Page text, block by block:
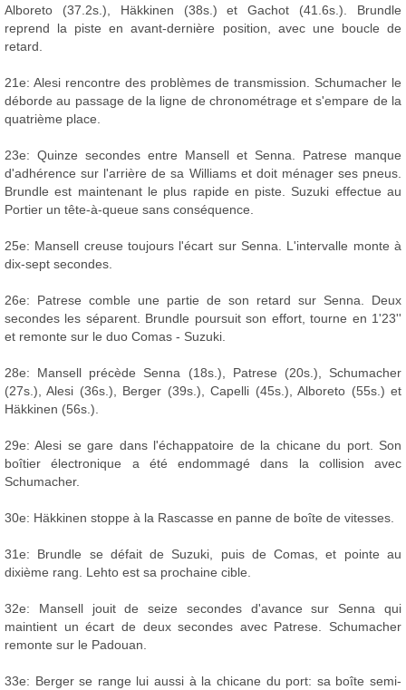
Alboreto (37.2s.), Häkkinen (38s.) et Gachot (41.6s.). Brundle
reprend la piste en avant-dernière position, avec une boucle de
retard.
21e: Alesi rencontre des problèmes de transmission. Schumacher le
déborde au passage de la ligne de chronométrage et s'empare de la
quatrième place.
23e: Quinze secondes entre Mansell et Senna. Patrese manque
d'adhérence sur l'arrière de sa Williams et doit ménager ses pneus.
Brundle est maintenant le plus rapide en piste. Suzuki effectue au
Portier un tête-à-queue sans conséquence.
25e: Mansell creuse toujours l'écart sur Senna. L'intervalle monte à
dix-sept secondes.
26e: Patrese comble une partie de son retard sur Senna. Deux
secondes les séparent. Brundle poursuit son effort, tourne en 1'23''
et remonte sur le duo Comas - Suzuki.
28e: Mansell précède Senna (18s.), Patrese (20s.), Schumacher
(27s.), Alesi (36s.), Berger (39s.), Capelli (45s.), Alboreto (55s.) et
Häkkinen (56s.).
29e: Alesi se gare dans l'échappatoire de la chicane du port. Son
boîtier électronique a été endommagé dans la collision avec
Schumacher.
30e: Häkkinen stoppe à la Rascasse en panne de boîte de vitesses.
31e: Brundle se défait de Suzuki, puis de Comas, et pointe au
dixième rang. Lehto est sa prochaine cible.
32e: Mansell jouit de seize secondes d'avance sur Senna qui
maintient un écart de deux secondes avec Patrese. Schumacher
remonte sur le Padouan.
33e: Berger se range lui aussi à la chicane du port: sa boîte semi-